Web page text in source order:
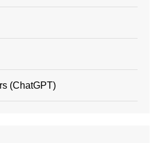
(ChatGPT)